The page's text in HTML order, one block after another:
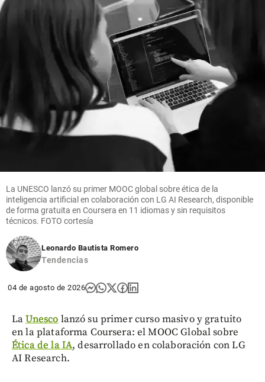
La UNESCO lanzó su primer MOOC global sobre ética de la
inteligencia artificial en colaboración con LG AI Research, disponible
de forma gratuita en Coursera en 11 idiomas y sin requisitos
técnicos. FOTO cortesía
Leonardo Bautista Romero
Tendencias
04 de agosto de 2026
LaUnescolanzó su primer curso masivo y gratuito
en la plataforma Coursera: el MOOC Global sobre
Ética de la IA, desarrollado en colaboración con LG
AI Research.